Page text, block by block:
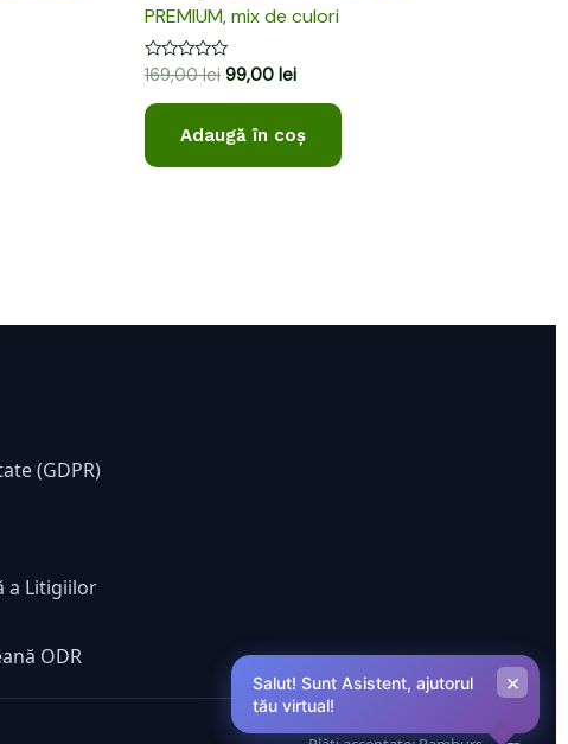
PREMIUM, mix de culori
Evaluat
0
din
169,00lei 99,00 lei
Adaugă în coș
(GDPR)
a Litigiilor
ODR
Salut! Sunt Asistent, ajutorul
tău virtual!
×